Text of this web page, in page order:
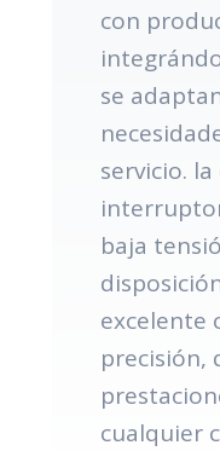
con
se
servicio.
baja
excelente
precisión,
cualquier